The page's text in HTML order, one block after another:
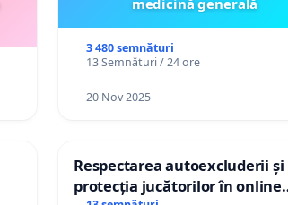
medicină generală
3 480 semnături
13 Semnături / 24 ore
20 Nov 2025
Respectarea autoexcluderii și
protecția jucătorilor în online